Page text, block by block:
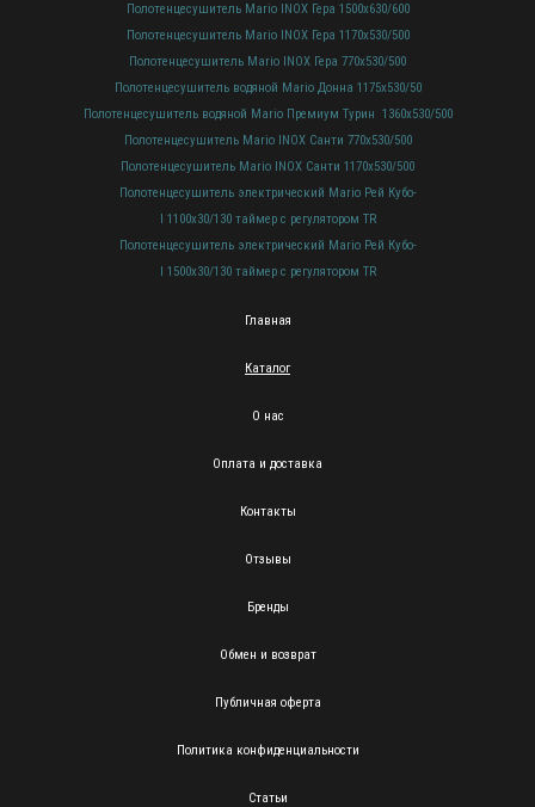
Полотенцесушитель Mario INOX Гера 1500х630/600
Полотенцесушитель Mario INOX Гера 1170х530/500
Полотенцесушитель Mario INOX Гера 770х530/500
Полотенцесушитель водяной Mario Донна 1175х530/50
Полотенцесушитель водяной Mario Премиум Турин 1360х530/500
Полотенцесушитель Mario INOX Санти 770х530/500
Полотенцесушитель Mario INOX Санти 1170х530/500
Полотенцесушитель электрический Mario Рей Кубо-
І 1100х30/130 таймер с регулятором TR
Полотенцесушитель электрический Mario Рей Кубо-
І 1500х30/130 таймер с регулятором TR
Главная
Каталог
О нас
Оплата и доставка
Контакты
Отзывы
Бренды
Обмен и возврат
Публичная оферта
Политика конфиденциальности
Статьи